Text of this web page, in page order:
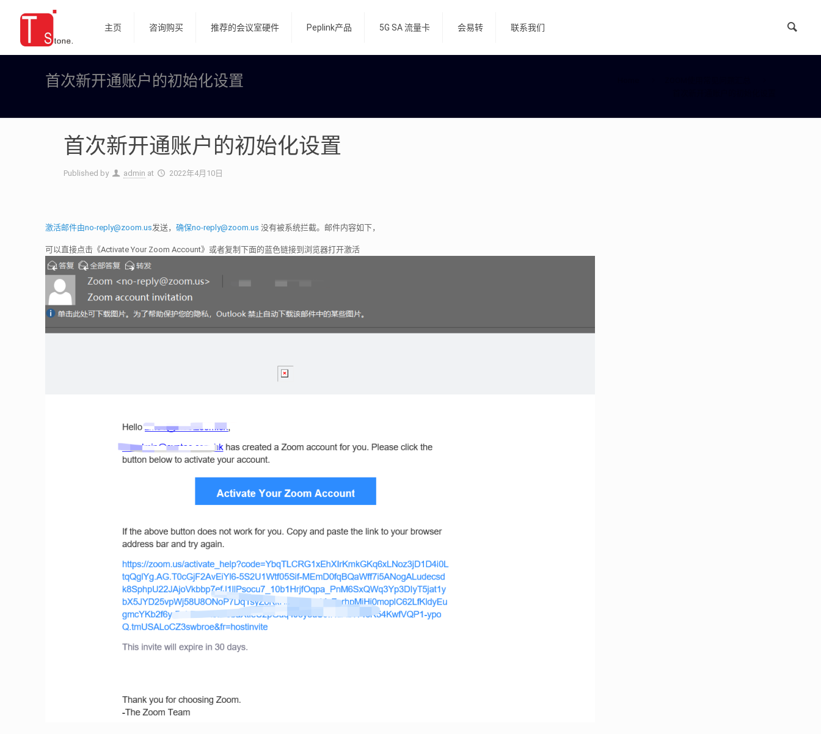
主页 咨询购买 推荐的会议室硬件 Peplink产品 5G SA 流量卡 会易转 联系我们
首次新开通账户的初始化设置
首次新开通账户的初始化设置
Published by admin at 2022年4月10日
激活邮件由no-reply@zoom.us发送，确保no-reply@zoom.us 没有被系统拦截。邮件内容如下，
可以直接点击《Activate Your Zoom Account》或者复制下面的蓝色链接到浏览器打开激活